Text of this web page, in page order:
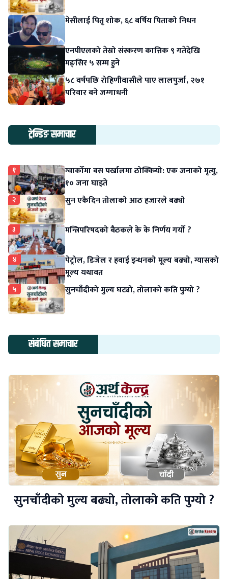
मेसीलाई पितृ शोक, ६८ बर्षिय पिताको निधन
एनपीएलको तेस्रो संस्करण कात्तिक ९ गतेदेखि
मङ्सिर ५ सम्म हुने
५८ वर्षपछि रोहिणीवासीले पाए लालपुर्जा, २७१
परिवार बने जग्गाधनी
ट्रेन्डिङ समाचार
१
ग्वार्कोमा बस पर्खालमा ठोक्कियो: एक जनाको मृत्यु,
१० जना घाइते
२ सुन एकैदिन तोलाको आठ हजारले बढ्यो
३ मन्त्रिपरिषदको बैठकले के के निर्णय गर्यो ?
४
पेट्रोल, डिजेल र हवाई इन्धनको मूल्य बढ्यो, ग्यासको
मूल्य यथावत
५ सुनचाँदीको मुल्य घट्यो, तोलाको कति पुग्यो ?
संबंधित समाचार
सुनचाँदीको मुल्य बढ्यो, तोलाको कति पुग्यो ?